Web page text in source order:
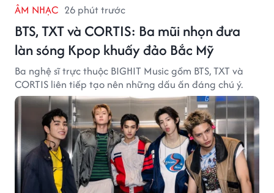
ÂM NHẠC 26 phút trước
BTS, TXT và CORTIS: Ba mũi nhọn đưa
làn sóng Kpop khuấy đảo Bắc Mỹ
Ba nghệ sĩ trực thuộc BIGHIT Music gồm BTS, TXT và
CORTIS liên tiếp tạo nên những dấu ấn đáng chú ý.